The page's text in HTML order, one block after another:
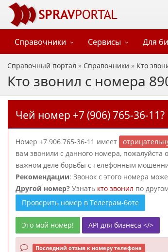
Справочники Сервисы Для
Справочный портал » Справочники » Кто
Кто звонил с номера
Чей номер +7 (906) 765-36-11?
Номер +7 906 765-36-11 имеет
вам звонили с данного номера,
важном деле борьбы с телефонным
Рекомендации: Звонок с этого номера
Другой номер? Узнать кто звонил по
Проверить номер в Телеграм-боте
Это мой номер! API для бизнеса </>
Последний отзыв к номеру телефона